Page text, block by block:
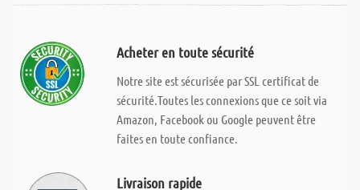
Acheter en toute sécurité
Notre site est sécurisée par SSL certificat de
sécurité.Toutes les connexions que ce soit via
Amazon, Facebook ou Google peuvent être
faites en toute confiance.
Livraison rapide